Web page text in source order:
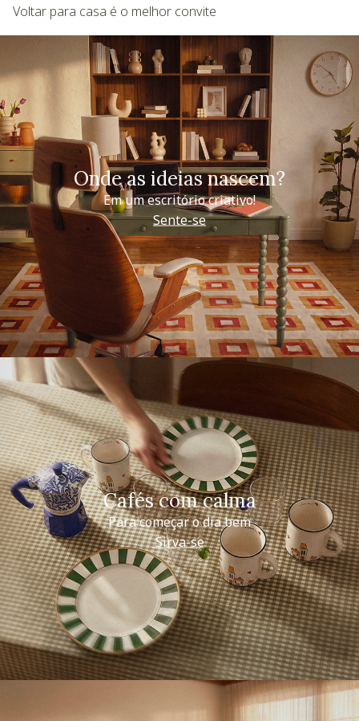
Voltar para casa é o melhor convite
Onde as ideias nascem?
Em um escritório criativo!
Sente-se
Cafés com calma
Para começar o dia bem
Sirva-se